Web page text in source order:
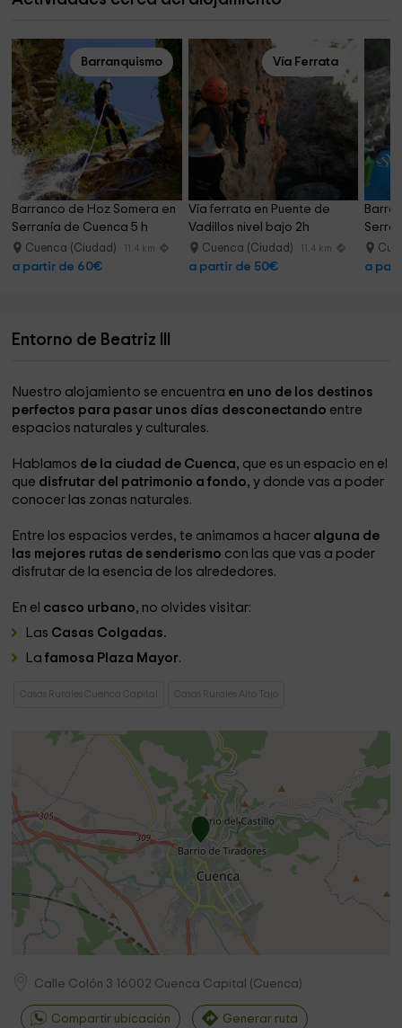
Barranquismo
Barranco de Hoz Somera en
Serranía de Cuenca 5 h
Cuenca (Ciudad) 11.4 km
a partir de 60€
Vía Ferrata
Vía ferrata en Puente de
Vadillos nivel bajo 2h
Cuenca (Ciudad) 11.4 km
a partir de 50€ a
Entorno de Beatriz III
Nuestro alojamiento se encuentra en uno de los destinos
perfectos para pasar unos días desconectando entre
espacios naturales y culturales.
Hablamos de la ciudad de Cuenca, que es un espacio en el
que disfrutar del patrimonio a fondo, y donde vas a poder
conocer las zonas naturales.
Entre los espacios verdes, te animamos a hacer alguna de
las mejores rutas de senderismo con las que vas a poder
disfrutar de la esencia de los alrededores.
En el casco urbano, no olvides visitar:
Las Casas Colgadas.
La famosa Plaza Mayor.
Casas Rurales Cuenca Capital Casas Rurales Alto Tajo
Calle Colón 3 16002 Cuenca Capital (Cuenca)
Compartir ubicación Generar ruta